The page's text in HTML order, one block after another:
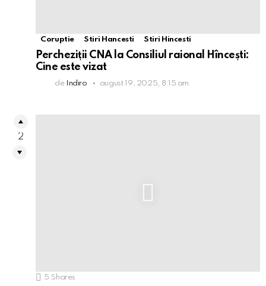
Coruptie Stiri Hancesti Stiri Hincesti
Percheziții CNA la Consiliul raional Hîncești:
Cine este vizat
de Indiro august 19, 2025, 8:15 am
5 Shares
2